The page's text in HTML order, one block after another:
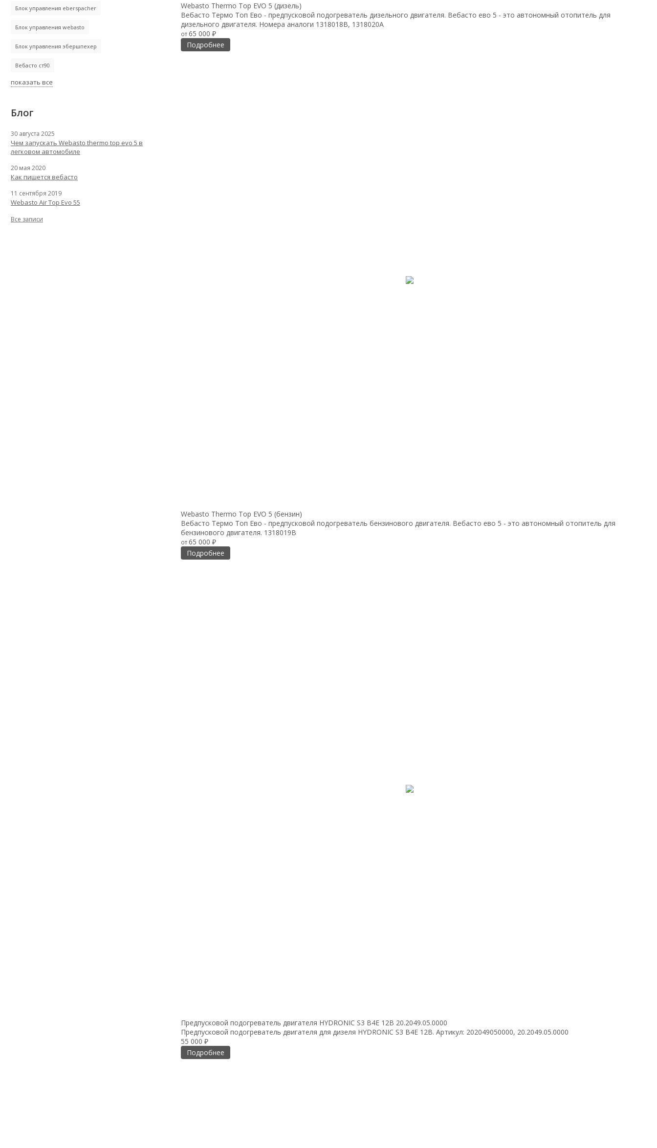
Webasto Thermo Top EVO 5 (дизель)
Вебасто Термо Топ Ево - предпусковой подогреватель дизельного двигателя. Вебасто ево 5 - это автономный отопитель для
дизельного двигателя. Номера аналоги 1318018B, 1318020A
от65 000 ₽
Подробнее
Webasto Thermo Top EVO 5 (бензин)
Вебасто Термо Топ Ево - предпусковой подогреватель бензинового двигателя. Вебасто ево 5 - это автономный отопитель для
бензинового двигателя. 1318019B
от65 000 ₽
Подробнее
Предпусковой подогреватель двигателя HYDRONIC S3 B4E 12В 20.2049.05.0000
Предпусковой подогреватель двигателя для дизеля HYDRONIC S3 B4E 12В. Артикул: 202049050000, 20.2049.05.0000
55 000 ₽
Подробнее
Блок управления eberspacher
Блок управления webasto
Блок управления эбершпехер
Вебасто ст90
показать все
Блог
30 августа 2025
Чем запускать Webasto thermo top evo 5 в
легковом автомобиле
20 мая 2020
Как пишется вебасто
11 сентября 2019
Webasto Air Top Evo 55
Все записи